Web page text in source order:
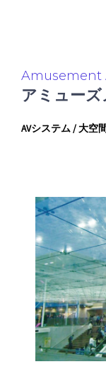
Amusement
アミュー
AVシステム / 大空